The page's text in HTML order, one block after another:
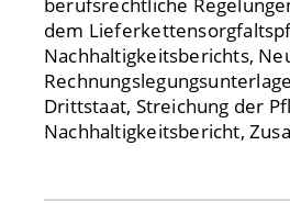
dem
Nachhaltigkeitsberichts,
Drittstaat, Streichung der
Nachhaltigkeitsbericht,